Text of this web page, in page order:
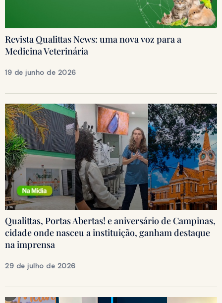
Revista Qualittas News: uma nova voz para a
Medicina Veterinária
19 de junho de 2026
Qualittas, Portas Abertas! e aniversário de Campinas,
cidade onde nasceu a instituição, ganham destaque
na imprensa
29 de julho de 2026